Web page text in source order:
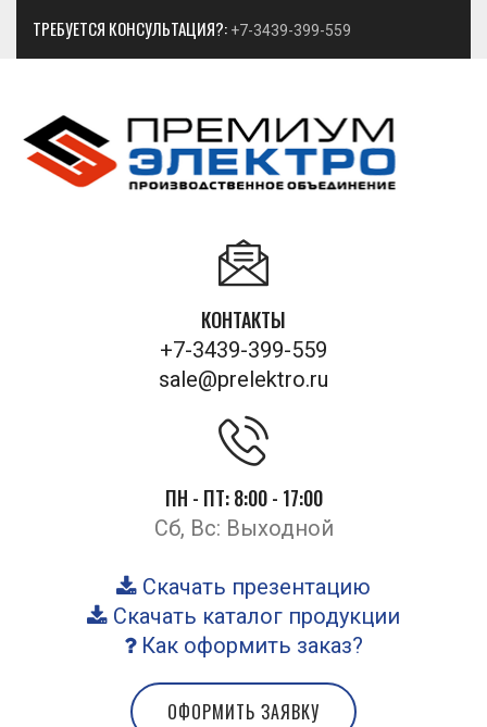
ТРЕБУЕТСЯ КОНСУЛЬТАЦИЯ?: +7-3439-399-559
КОНТАКТЫ
+7-3439-399-559
sale@prelektro.ru
ПН - ПТ: 8:00 - 17:00
Сб, Вс: Выходной
Скачать презентацию
Скачать каталог продукции
Как оформить заказ?
ОФОРМИТЬ ЗАЯВКУ